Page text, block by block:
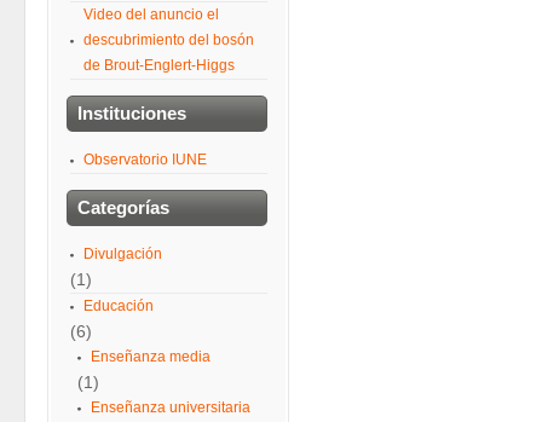
Video del anuncio el
descubrimiento del bosón
de Brout-Englert-Higgs
Instituciones
Observatorio IUNE
Categorías
Divulgación
(1)
Educación
(6)
Enseñanza media
(1)
Enseñanza universitaria